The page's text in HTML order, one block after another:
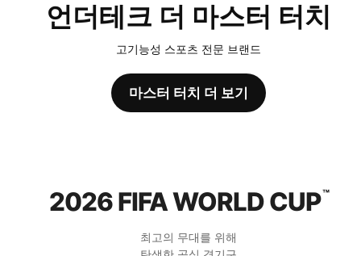
언더테크 더 마스터 터치
고기능성 스포츠 전문 브랜드
마스터 터치 더 보기
2026 FIFA WORLD CUP™
최고의 무대를 위해